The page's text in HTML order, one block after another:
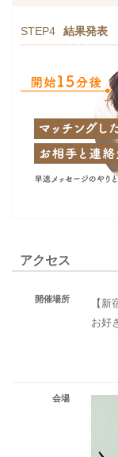
STEP4 結果発表
アクセス
開催場所
【
お好
会場